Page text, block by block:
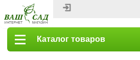
Каталог товаров